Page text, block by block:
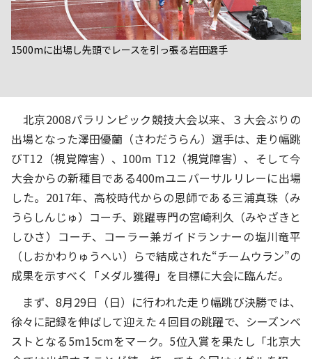
1500mに出場し先頭でレースを引っ張る岩田選手
北京2008パラリンピック競技大会以来、３大会ぶりの
出場となった澤田優蘭（さわだうらん）選手は、走り幅跳
びT12（視覚障害）、100m T12（視覚障害）、そして今
大会からの新種目である400mユニバーサルリレーに出場
した。2017年、高校時代からの恩師である三浦真珠（み
うらしんじゅ）コーチ、跳躍専門の宮崎利久（みやざきと
しひさ）コーチ、コーラー兼ガイドランナーの塩川竜平
（しおかわりゅうへい）らで結成された“チームウラン”の
成果を示すべく「メダル獲得」を目標に大会に臨んだ。
まず、8月29日（日）に行われた走り幅跳び決勝では、
徐々に記録を伸ばして迎えた４回目の跳躍で、シーズンベ
ストとなる5m15cmをマーク。5位入賞を果たし「北京大